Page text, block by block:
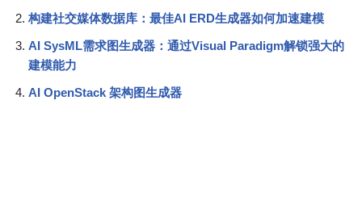
构建社交媒体数据库：最佳AI ERD生成器如何加速建模
AI SysML需求图生成器：通过Visual Paradigm解锁强大的
建模能力
AI OpenStack 架构图生成器